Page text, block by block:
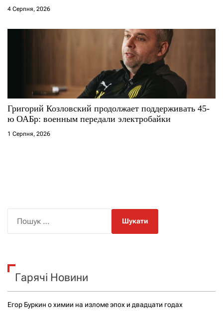
4 Серпня, 2026
Григорий Козловский продолжает поддерживать 45-
ю ОАБр: военным передали электробайки
1 Серпня, 2026
к
Гарячі Новини
Егор Буркин о химии на изломе эпох и двадцати годах